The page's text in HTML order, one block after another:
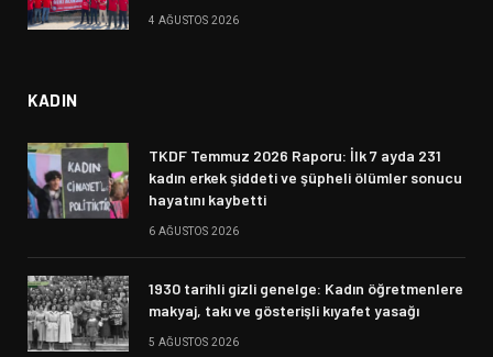
4 AĞUSTOS 2026
KADIN
TKDF Temmuz 2026 Raporu: İlk 7 ayda 231
kadın erkek şiddeti ve şüpheli ölümler sonucu
hayatını kaybetti
6 AĞUSTOS 2026
1930 tarihli gizli genelge: Kadın öğretmenlere
makyaj, takı ve gösterişli kıyafet yasağı
5 AĞUSTOS 2026